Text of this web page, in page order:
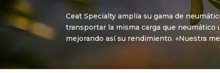
Ceat Specialty amplía su gama de
transportar la misma carga que
mejorando así su rendimiento. «Nuestra